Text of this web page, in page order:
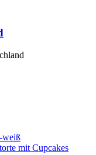
weiß
mit Cupcakes